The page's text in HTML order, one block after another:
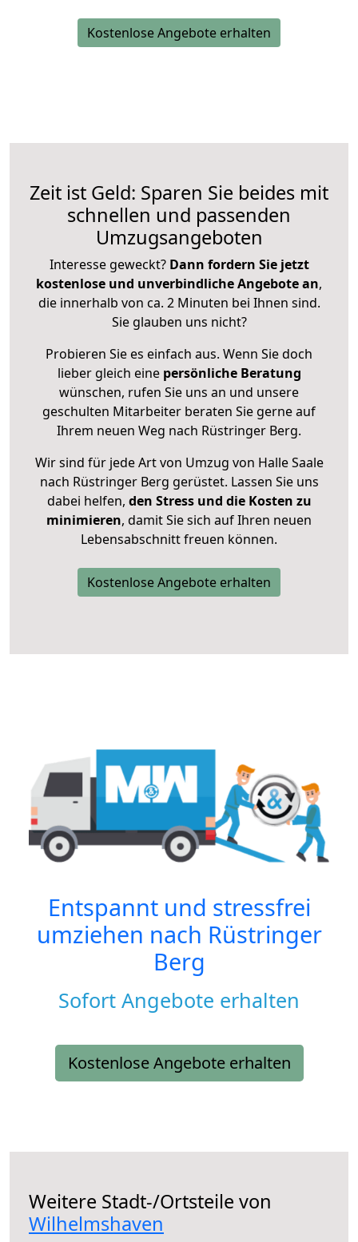
Kostenlose Angebote erhalten
Zeit ist Geld: Sparen Sie beides mit
schnellen und passenden
Umzugsangeboten
Interesse geweckt? Dann fordern Sie jetzt
kostenlose und unverbindliche Angebote an,
die innerhalb von ca. 2 Minuten bei Ihnen sind.
Sie glauben uns nicht?
Probieren Sie es einfach aus. Wenn Sie doch
lieber gleich eine persönliche Beratung
wünschen, rufen Sie uns an und unsere
geschulten Mitarbeiter beraten Sie gerne auf
Ihrem neuen Weg nach Rüstringer Berg.
Wir sind für jede Art von Umzug von Halle Saale
nach Rüstringer Berg gerüstet. Lassen Sie uns
dabei helfen, den Stress und die Kosten zu
minimieren, damit Sie sich auf Ihren neuen
Lebensabschnitt freuen können.
Kostenlose Angebote erhalten
Entspannt und stressfrei
umziehen nach Rüstringer
Berg
Sofort Angebote erhalten
Kostenlose Angebote erhalten
Weitere Stadt-/Ortsteile von
Wilhelmshaven